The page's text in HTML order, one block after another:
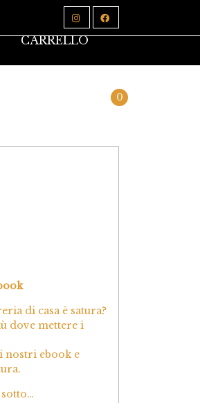
CARRELLO
0
di casa è satura?
dove mettere i
nostri ebook e